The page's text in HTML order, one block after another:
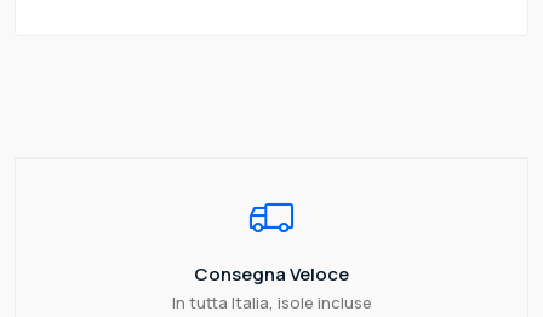
Consegna Veloce
In tutta Italia, isole incluse